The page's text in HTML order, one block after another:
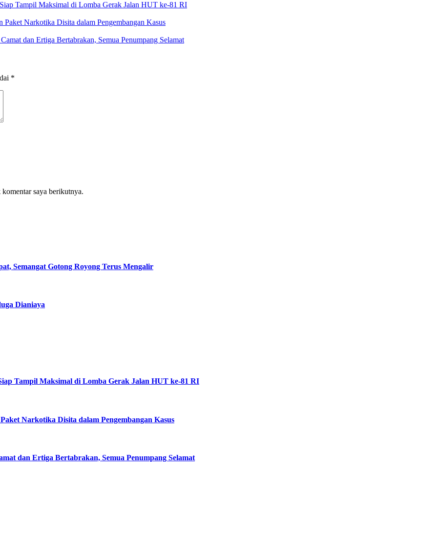
Tampil Maksimal di Lomba Gerak Jalan HUT ke-81 RI
Narkotika Disita dalam Pengembangan Kasus
dan Ertiga Bertabrakan, Semua Penumpang Selamat
*
saya berikutnya.
Semangat Gotong Royong Terus Mengalir
Dianiaya
Tampil Maksimal di Lomba Gerak Jalan HUT ke-81 RI
Narkotika Disita dalam Pengembangan Kasus
dan Ertiga Bertabrakan, Semua Penumpang Selamat